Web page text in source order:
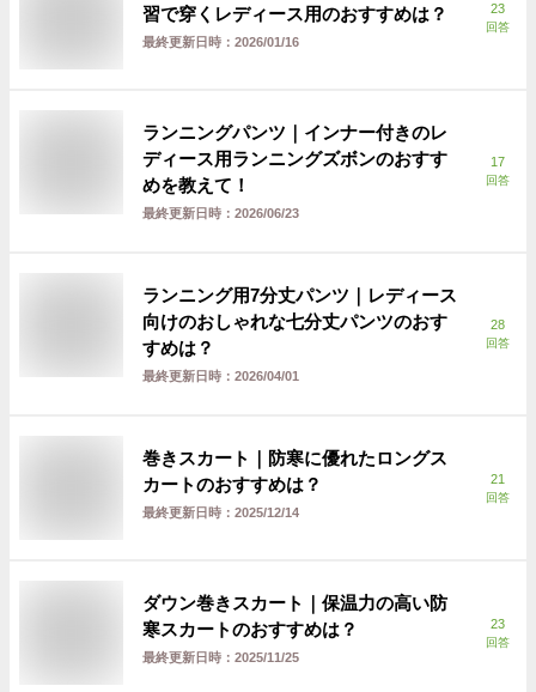
習で穿くレディース用のおすすめは？
最終更新日時： 2026/01/16
23
回答
ランニングパンツ｜インナー付きのレ
ディース用ランニングズボンのおすす
めを教えて！
最終更新日時： 2026/06/23
17
回答
ランニング用7分丈パンツ｜レディース
向けのおしゃれな七分丈パンツのおす
すめは？
最終更新日時： 2026/04/01
28
回答
巻きスカート｜防寒に優れたロングス
カートのおすすめは？
最終更新日時： 2025/12/14
21
回答
ダウン巻きスカート｜保温力の高い防
寒スカートのおすすめは？
最終更新日時： 2025/11/25
23
回答